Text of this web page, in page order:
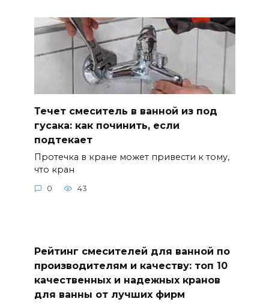
Течет смеситель в ванной из под
гусака: как починить, если
подтекает
Протечка в кране может привести к тому,
что кран
0 43
Рейтинг смесителей для ванной по
производителям и качеству: топ 10
качественных и надежных кранов
для ванны от лучших фирм